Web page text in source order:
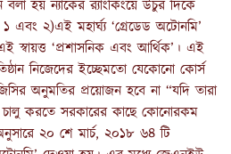
হয় ন্যাকের র‍্যাংকিংয়ে উঁচুর দিকে
১ এবং ২)এই মহার্ঘ্য ‘গ্রেডেড অটোনমি’
স্বায়ত্ত ‘প্রশাসনিক এবং আর্থিক’। এই
নিজেদের ইচ্ছেমতো যেকোনো কোর্স
অনুমতির প্রয়োজন হবে না “যদি তারা
চালু করতে সরকারের কাছে কোনোরকম
২০ শে মার্চ, ২০১৮ ৬৪ টি